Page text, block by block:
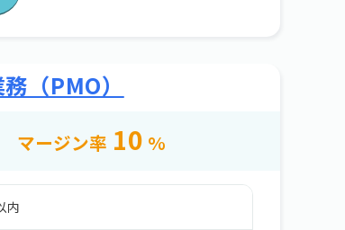
（PMO）
マージン率 10 %
内